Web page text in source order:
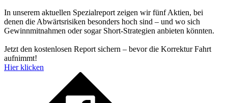
In unserem aktuellen Spezialreport zeigen wir fünf Aktien, bei
denen die Abwärtsrisiken besonders hoch sind – und wo sich
Gewinnmitnahmen oder sogar Short-Strategien anbieten könnten.
Jetzt den kostenlosen Report sichern – bevor die Korrektur Fahrt
aufnimmt!
Hier klicken